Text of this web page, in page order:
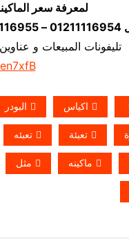
لمعرفة سعر
المبيعات و
اكياس البودر
تعبئة تعبئه
ماكينه مثل